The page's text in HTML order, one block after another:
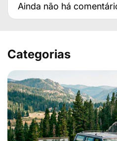
Ainda não há
Categorias